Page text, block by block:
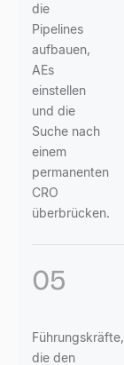
die
Pipelines
aufbauen,
AEs
einstellen
und die
Suche nach
einem
permanenten
CRO
überbrücken.
05
Führungskräfte,
die den